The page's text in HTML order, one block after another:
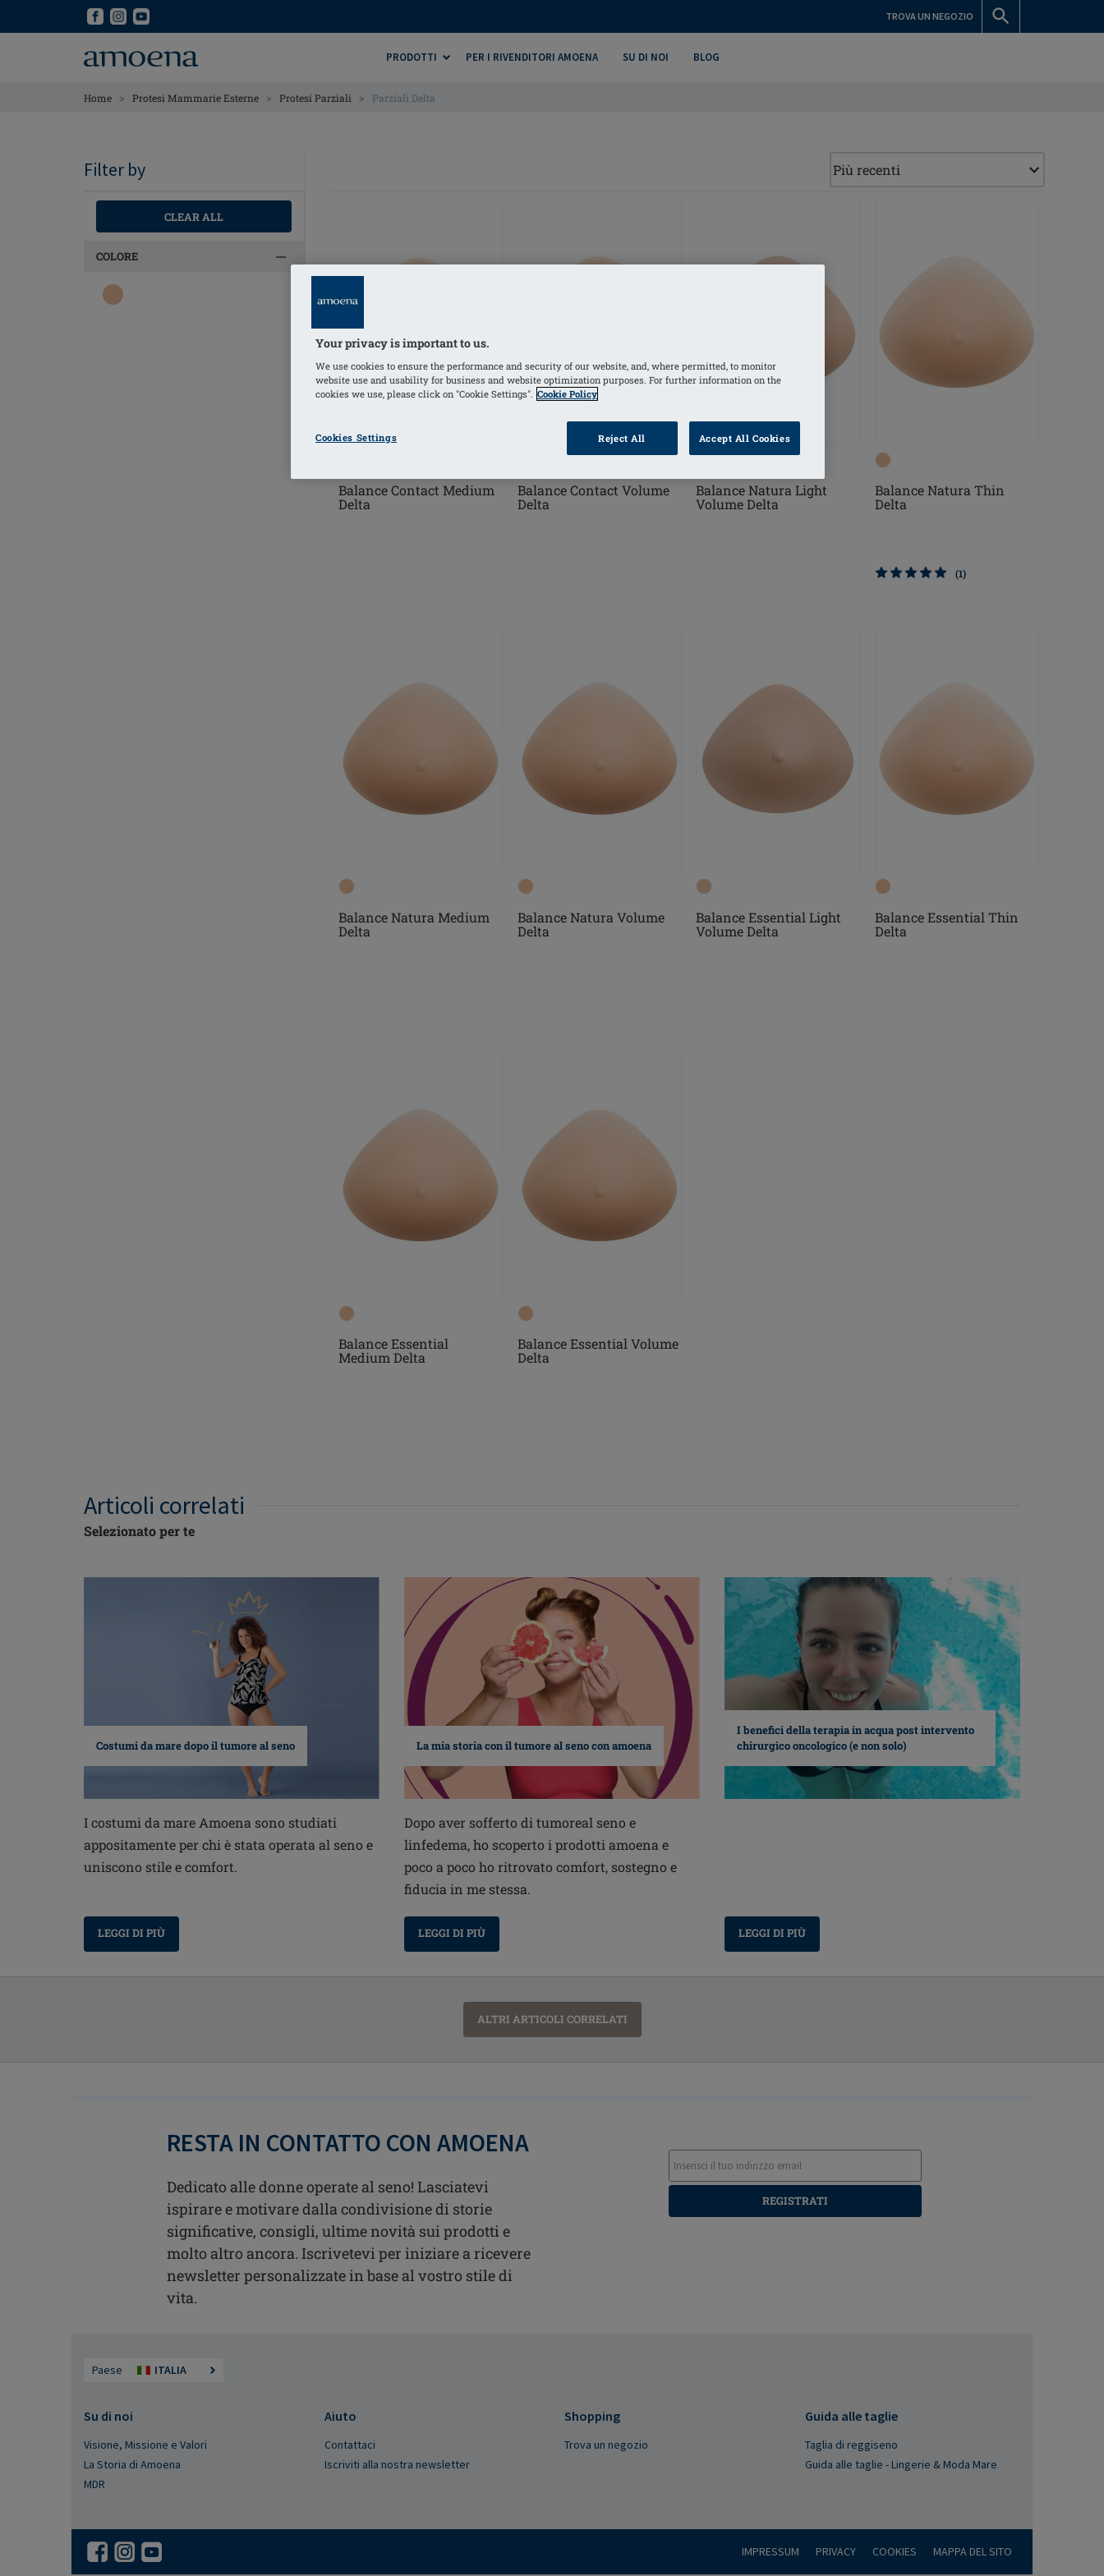
TROVA UN NEGOZIO
PRODOTTI PER I RIVENDITORI AMOENA SU DI NOI BLOG
Home > Protesi Mammarie Esterne > Protesi Parziali > Parziali Delta
Filter by
CLEAR ALL
COLORE
Balance Contact Medium
Delta
Balance Contact Volume
Delta
Balance Natura Light
Volume Delta
Balance Natura Thin
Delta
(1)
Balance Natura Medium
Delta
Balance Natura Volume
Delta
Balance Essential Light
Volume Delta
Balance Essential Thin
Delta
Balance Essential
Medium Delta
Balance Essential Volume
Delta
Articoli correlati
Selezionato per te
Costumi da mare dopo il tumore al seno
I costumi da mare Amoena sono studiati
appositamente per chi è stata operata al seno e
uniscono stile e comfort.
LEGGI DI PIÙ
La mia storia con il tumore al seno con amoena
Dopo aver sofferto di tumoreal seno e
linfedema, ho scoperto i prodotti amoena e
poco a poco ho ritrovato comfort, sostegno e
fiducia in me stessa.
LEGGI DI PIÙ
I benefici della terapia in acqua post intervento
chirurgico oncologico (e non solo)
LEGGI DI PIÙ
ALTRI ARTICOLI CORRELATI
RESTA IN CONTATTO CON AMOENA
Dedicato alle donne operate al seno! Lasciatevi
ispirare e motivare dalla condivisione di storie
significative, consigli, ultime novità sui prodotti e
molto altro ancora. Iscrivetevi per iniziare a ricevere
newsletter personalizzate in base al vostro stile di
vita.
REGISTRATI
Paese ITALIA
Su di noi
Visione, Missione e Valori
La Storia di Amoena
MDR
Aiuto
Contattaci
Iscriviti alla nostra newsletter
Shopping
Trova un negozio
Guida alle taglie
Taglia di reggiseno
Guida alle taglie - Lingerie & Moda Mare
IMPRESSUM PRIVACY COOKIES MAPPA DEL SITO
Your privacy is important to us.
We use cookies to ensure the performance and security of our website, and, where permitted, to monitor
website use and usability for business and website optimization purposes. For further information on the
cookies we use, please click on "Cookie Settings". Cookie Policy
Cookies Settings Reject All Accept All Cookies